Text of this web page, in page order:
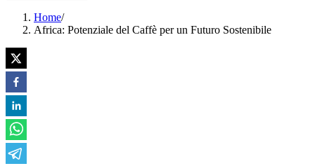
Home/
Africa: Potenziale del Caffè per un Futuro Sostenibile